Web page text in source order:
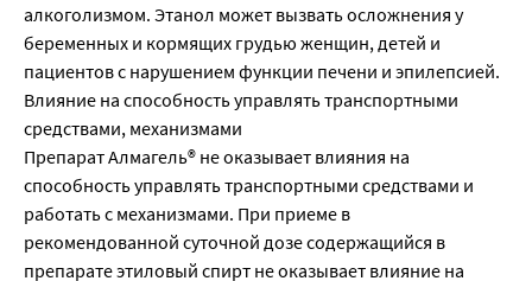
алкоголизмом. Этанол может вызвать осложнения у
беременных и кормящих грудью женщин, детей и
пациентов с нарушением функции печени и эпилепсией.
Влияние на способность управлять транспортными
средствами, механизмами
Препарат Алмагель® не оказывает влияния на
способность управлять транспортными средствами и
работать с механизмами. При приеме в
рекомендованной суточной дозе содержащийся в
препарате этиловый спирт не оказывает влияние на